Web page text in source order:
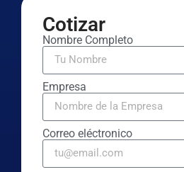
Cotizar
Nombre Completo
Empresa
Correo eléctronico